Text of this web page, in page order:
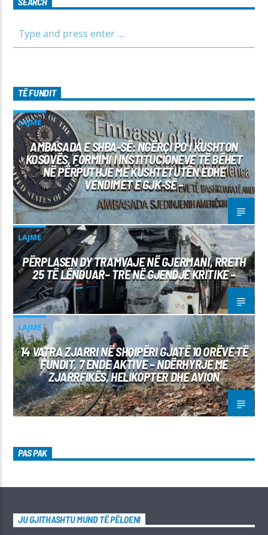
TË FUNDIT
LAJME
AMBASADA E SHBA-SË: NGËRÇI PO I KUSHTON
KOSOVËS, FORMIMI I INSTITUCIONEVE TË BËHET
NË PËRPUTHJE ME KUSHTETUTËN EDHE
VENDIMET E GJK-SË –
LAJME
PËRPLASEN DY TRAMVAJE NË GJERMANI, RRETH
25 TË LËNDUAR– TRE NË GJENDJE KRITIKE –
LAJME
14 VATRA ZJARRI NË SHQIPËRI GJATË 10 ORËVE TË
FUNDIT, 7 ENDE AKTIVE – NDËRHYRJE ME
ZJARRFIKËS, HELIKOPTER DHE AVION
PAS PAK
JU GJITHASHTU MUND TË PËLQENI